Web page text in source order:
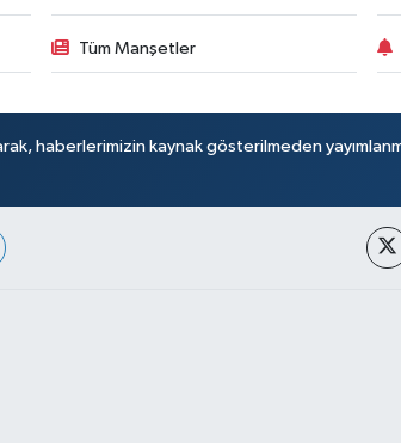
Tüm Manşetler
haberlerimizin kaynak gösterilmeden